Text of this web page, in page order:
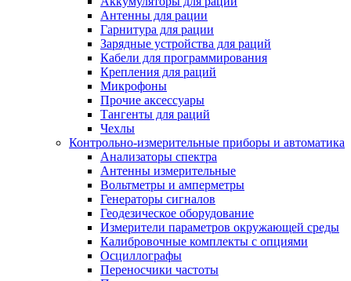
Антенны для рации
Гарнитура для рации
Зарядные устройства для раций
Кабели для программирования
Крепления для раций
Микрофоны
Прочие аксессуары
Тангенты для раций
Чехлы
Контрольно-измерительные приборы и автоматика
Анализаторы спектра
Антенны измерительные
Вольтметры и амперметры
Генераторы сигналов
Геодезическое оборудование
Измерители параметров окружающей среды
Калибровочные комплекты с опциями
Осциллографы
Переносчики частоты